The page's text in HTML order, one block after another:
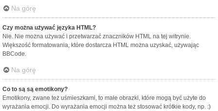
Na górę
Czy można używać języka HTML?
Nie. Nie można używać i przetwarzać znaczników HTML na tej witrynie.
Większość formatowania, które dostarcza HTML można uzyskać, używając
BBCode.
Na górę
Co to są są emotikony?
Emotikony, zwane też uśmieszkami, to małe obrazki, które mogą być użyte do
wyrażania emocji. Do wyrażania emocji można też stosować krótkie kody, np. :)